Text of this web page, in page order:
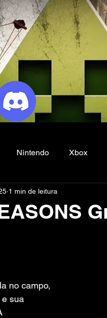
Nintendo Xbox
Noticias
1 min de leitura
no campo,
sua